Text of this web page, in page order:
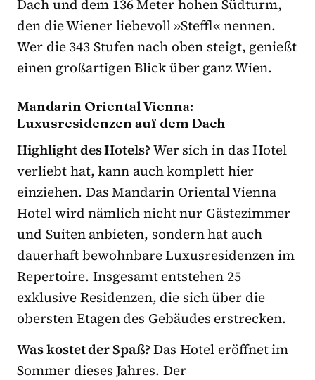
Dach und dem 136 Meter hohen Südturm,
den die Wiener liebevoll »Steffl« nennen.
Wer die 343 Stufen nach oben steigt, genießt
einen großartigen Blick über ganz Wien.
Mandarin Oriental Vienna:
Luxusresidenzen auf dem Dach
Highlight des Hotels?Wer sich in das Hotel
verliebt hat, kann auch komplett hier
einziehen. Das Mandarin Oriental Vienna
Hotel wird nämlich nicht nur Gästezimmer
und Suiten anbieten, sondern hat auch
dauerhaft bewohnbare Luxusresidenzen im
Repertoire. Insgesamt entstehen 25
exklusive Residenzen, die sich über die
obersten Etagen des Gebäudes erstrecken.
Was kostet der Spaß?Das Hotel eröffnet im
Sommer dieses Jahres. Der